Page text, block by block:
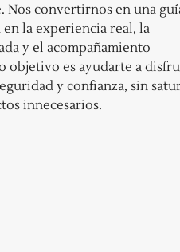
Nos convertirnos en una
la experiencia real, la
y el acompañamiento
objetivo es ayudarte a
y confianza, sin
innecesarios.